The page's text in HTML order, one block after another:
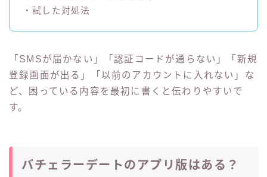
・試した対処法
「SMSが届かない」「認証コードが通らない」「新規
登録画面が出る」「以前のアカウントに入れない」な
ど、困っている内容を最初に書くと伝わりやすいで
す。
バチェラーデートのアプリ版はある？